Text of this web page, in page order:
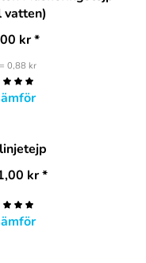
vatten)
kr*
0,88 kr
kr*